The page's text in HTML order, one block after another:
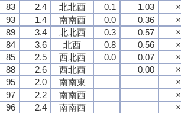
83 2.4 北北西 0.1 1.03 ×
93 1.4 南南西 0.0 0.36 ×
89 3.4 北北西 0.3 0.57 ×
84 3.6 北西 0.8 0.56 ×
85 2.5 西北西 0.0 0.07 ×
88 2.6 西北西 0.00 ×
95 2.0 南南東 ×
97 2.2 南南西 ×
96 2.4 南南西 ×